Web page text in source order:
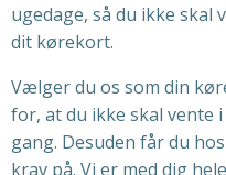
ugedage, så du ikke
dit kørekort.
Vælger du os som din
for, at du ikke skal vente
gang. Desuden får du
krav på. Vi er med dig